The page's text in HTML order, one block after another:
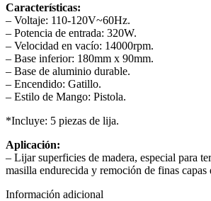
Características:
– Voltaje: 110-120V~60Hz.
– Potencia de entrada: 320W.
– Velocidad en vacío: 14000rpm.
– Base inferior: 180mm x 90mm.
– Base de aluminio durable.
– Encendido: Gatillo.
– Estilo de Mango: Pistola.
*Incluye: 5 piezas de lija.
Aplicación:
– Lijar superficies de madera, especial para
masilla endurecida y remoción de finas
Información adicional